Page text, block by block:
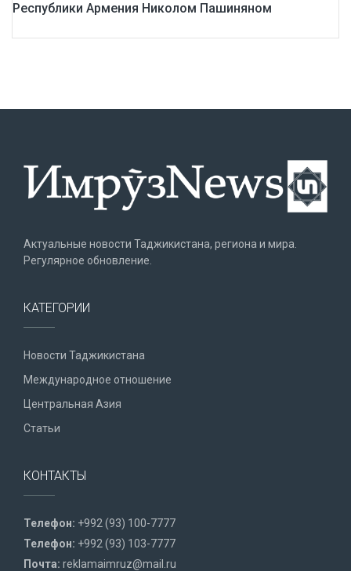
Республики Армения Николом Пашиняном
Актуальные новости Таджикистана, региона и мира.
Регулярное обновление.
КАТЕГОРИИ
Новости Таджикистана
Международное отношение
Центральная Азия
Статьи
КОНТАКТЫ
Телефон: +992 (93) 100-7777
Телефон: +992 (93) 103-7777
Почта: reklamaimruz@mail.ru